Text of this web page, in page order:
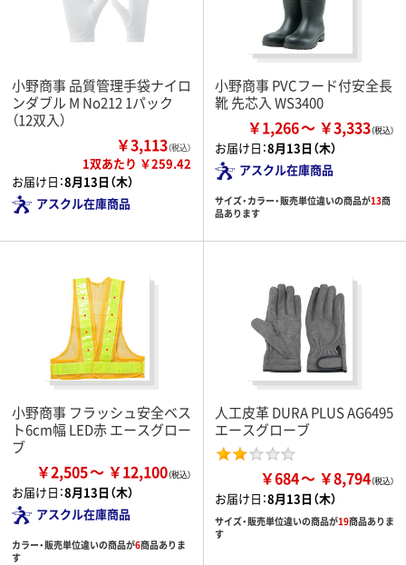
小野商事 品質管理手袋ナイロ
ンダブル M No212 1パック
（12双入）
￥3,113（税込）
1双あたり ￥259.42
お届け日：8月13日（木）
アスクル在庫商品
小野商事 PVCフード付安全長
靴 先芯入 WS3400
￥1,266 ￥3,333
お届け日：8月13日（木）
アスクル在庫商品
サイズ・カラー・販売単位違いの商品が13商
品あります
小野商事 フラッシュ安全ベス
ト6cm幅 LED赤 エースグロー
ブ
￥2,505 ￥12,100
お届け日：8月13日（木）
アスクル在庫商品
カラー・販売単位違いの商品が6商品ありま
す
人工皮革 DURA PLUS AG6495
エースグローブ
￥684 ￥8,794
お届け日：8月13日（木）
サイズ・販売単位違いの商品が19商品ありま
す